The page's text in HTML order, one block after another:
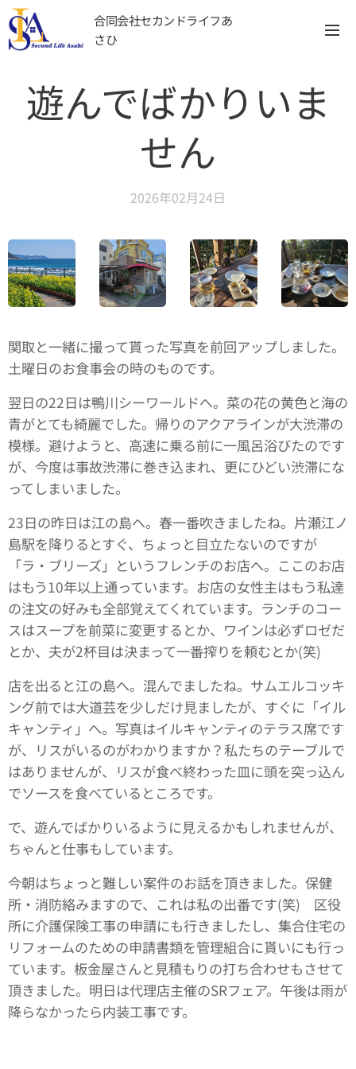
合同会社セカンドライフあ
さひ
遊んでばかりいま
せん
2026年02月24日
関取と一緒に撮って貰った写真を前回アップしました。
土曜日のお食事会の時のものです。
翌日の22日は鴨川シーワールドへ。菜の花の黄色と海の
青がとても綺麗でした。帰りのアクアラインが大渋滞の
模様。避けようと、高速に乗る前に一風呂浴びたのです
が、今度は事故渋滞に巻き込まれ、更にひどい渋滞にな
ってしまいました。
23日の昨日は江の島へ。春一番吹きましたね。片瀬江ノ
島駅を降りるとすぐ、ちょっと目立たないのですが
「ラ・ブリーズ」というフレンチのお店へ。ここのお店
はもう10年以上通っています。お店の女性主はもう私達
の注文の好みも全部覚えてくれています。ランチのコー
スはスープを前菜に変更するとか、ワインは必ずロゼだ
とか、夫が2杯目は決まって一番搾りを頼むとか(笑)
店を出ると江の島へ。混んでましたね。サムエルコッキ
ング前では大道芸を少しだけ見ましたが、すぐに「イル
キャンティ」へ。写真はイルキャンティのテラス席です
が、リスがいるのがわかりますか？私たちのテーブルで
はありませんが、リスが食べ終わった皿に頭を突っ込ん
でソースを食べているところです。
で、遊んでばかりいるように見えるかもしれませんが、
ちゃんと仕事もしています。
今朝はちょっと難しい案件のお話を頂きました。保健
所・消防絡みますので、これは私の出番です(笑) 区役
所に介護保険工事の申請にも行きましたし、集合住宅の
リフォームのための申請書類を管理組合に貰いにも行っ
ています。板金屋さんと見積もりの打ち合わせもさせて
頂きました。明日は代理店主催のSRフェア。午後は雨が
降らなかったら内装工事です。